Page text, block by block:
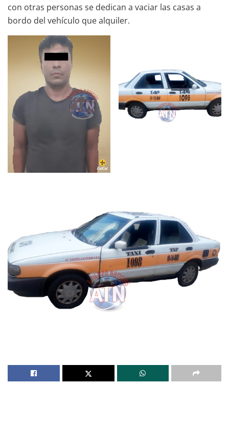
con otras personas se dedican a vaciar las casas a
bordo del vehículo que alquiler.